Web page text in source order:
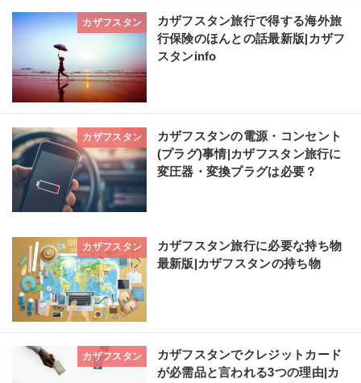
カザフスタン
カザフスタン旅行で得する海外旅
行保険のほんとの話最新版|カザフ
スタンinfo
カザフスタン
カザフスタンの電源・コンセント
(プラグ)事情|カザフスタン旅行に
変圧器・変換プラグは必要？
カザフスタン
カザフスタン旅行に必要な持ち物
最新版|カザフスタンの持ち物
カザフスタン
カザフスタンでクレジットカード
が必需品と言われる3つの理由|カ